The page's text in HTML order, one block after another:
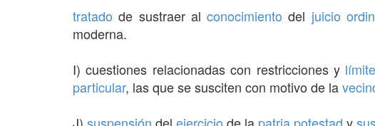
tratado de sustraer alconocimiento del juicio
moderna.
I) cuestiones relacionadas con restricciones y
particular, las que se susciten con motivo de la